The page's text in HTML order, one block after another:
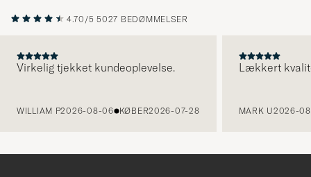
4.70/5 5027 BEDØMMELSER
Virkelig tjekket kundeoplevelse.
WILLIAM P2026-08-06 KØBER2026-07-28
Lækkert
MARK U2026-